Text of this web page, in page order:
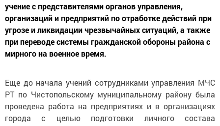
учение с представителями органов управления,
организаций и предприятий по отработке действий при
угрозе и ликвидации чрезвычайных ситуаций, а также
при переводе системы гражданской обороны района с
мирного на военное время.
Еще до начала учений сотрудниками управления МЧС
РТ по Чистопольскому муниципальному району была
проведена работа на предприятиях и в организациях
города с целью подготовки личного состава